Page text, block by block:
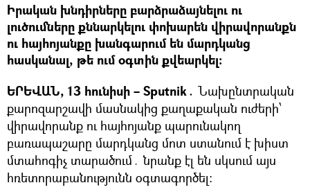
Իրական խնդիրները բարձրաձայնելու ու
լուծումները քննարկելու փոխարեն վիրավորանքն
ու հայհոյանքը խանգարում են մարդկանց
հասկանալ, թե ում օգտին քվեարկել։
ԵՐԵՎԱՆ, 13 հունիսի – Sputnik․ Նախընտրական
քարոզարշավի մասնակից քաղաքական ուժերի՝
վիրավորանք ու հայհոյանք պարունակող
բառապաշարը մարդկանց մոտ ստանում է խիստ
մտահոգիչ տարածում․ նրանք էլ են սկսում այս
հռետորաբանությունն օգտագործել։